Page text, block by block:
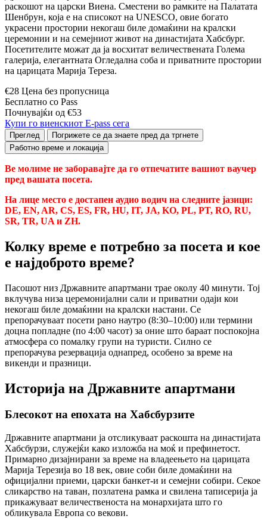
раскошот на царски Виена. Сместени во рамките на Палатата
Шенбрун, која е на списокот на UNESCO, овие богато
украсени простории некогаш биле домаќини на кралски
церемонии и на семејниот живот на династијата Хабсбург.
Посетителите можат да ја восхитат величествената Голема
галерија, елегантната Огледална соба и приватните простории
на царицата Марија Тереза.
€28 Цена без пропусница
Бесплатно со Pass
Почнувајќи од €53
Купи го виенскиот E-pass сега
Преглед
Погрижете се да знаете пред да тргнете
Работно време и локација
Ве молиме не заборавајте да го отпечатите вашиот ваучер
пред вашата посета.
На лице место е достапен аудио водич на следните јазици:
DE, EN, AR, CS, ES, FR, HU, IT, JA, KO, PL, PT, RO, RU,
SR, TR, UA и ZH.
Колку време е потребно за посета и кое
е најдоброто време?
Пасошот низ Државните апартмани трае околу 40 минути. Тој
вклучува низа церемонијални сали и приватни одаји кои
некогаш биле домаќини на кралски настани. Се
препорачуваат посети рано наутро (8:30–10:00) или термини
доцна попладне (по 4:00 часот) за оние што бараат поспокојна
атмосфера со помалку групи на туристи. Силно се
препорачува резервација однапред, особено за време на
викенди и празници.
Историја на Државните апартмани
Блесокот на епохата на Хабсбурзите
Државните апартмани ја отсликуваат раскошта на династијата
Хабсбурзи, служејќи како изложба на моќ и префинетост.
Примарно дизајнирани за време на владеењето на царицата
Марија Терезија во 18 век, овие соби биле домаќини на
официјални приеми, царски банкет-и и семејни собири. Секое
сликарство на таван, позлатена рамка и свилена таписерија ја
прикажуваат величественоста на монархијата што го
обликувала Европа со векови.